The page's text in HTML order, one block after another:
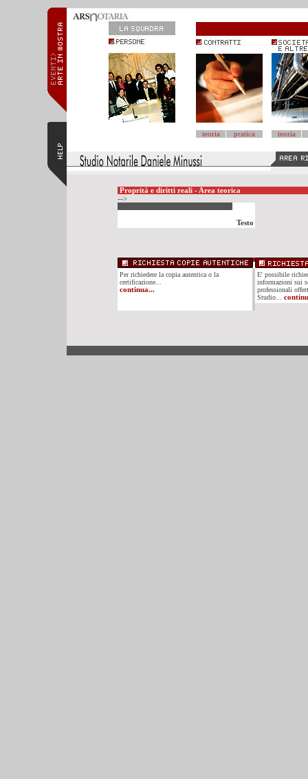
teoria pratica teoria
Proprità e diritti reali - Area teorica
-->
Testo
Per richiedere la copia autentica o la
certificazione...
continua...
E' possibile
informazioni sui
professionali
Studio...